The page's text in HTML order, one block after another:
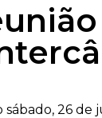
26 de